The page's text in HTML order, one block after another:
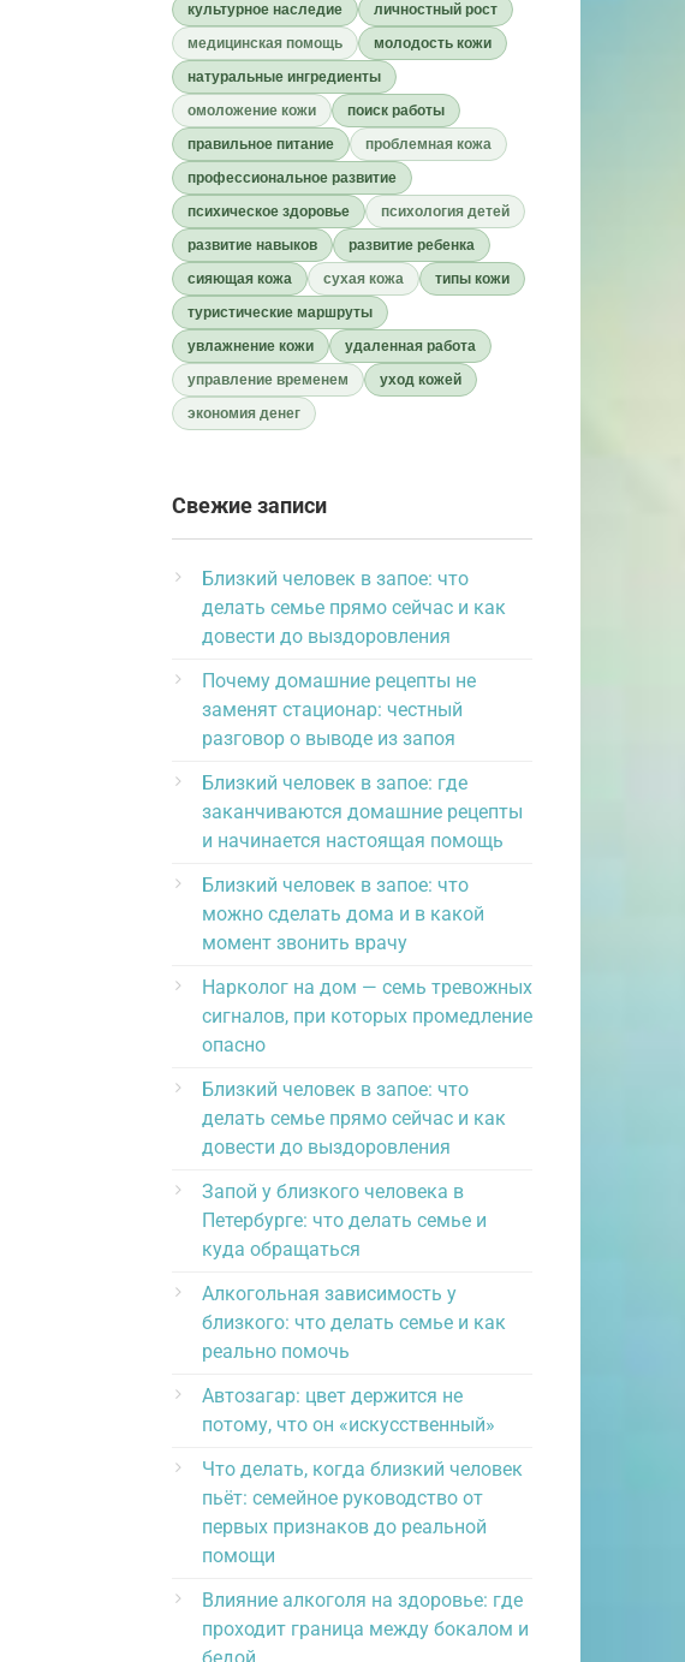
культурное наследие
личностный рост
медицинская помощь
молодость кожи
натуральные ингредиенты
омоложение кожи
поиск работы
правильное питание
проблемная кожа
профессиональное развитие
психическое здоровье
психология детей
развитие навыков
развитие ребенка
сияющая кожа
сухая кожа
типы кожи
туристические маршруты
увлажнение кожи
удаленная работа
управление временем
уход кожей
экономия денег
Свежие записи
Близкий человек в запое: что
делать семье прямо сейчас и как
довести до выздоровления
Почему домашние рецепты не
заменят стационар: честный
разговор о выводе из запоя
Близкий человек в запое: где
заканчиваются домашние рецепты
и начинается настоящая помощь
Близкий человек в запое: что
можно сделать дома и в какой
момент звонить врачу
Нарколог на дом — семь тревожных
сигналов, при которых промедление
опасно
Близкий человек в запое: что
делать семье прямо сейчас и как
довести до выздоровления
Запой у близкого человека в
Петербурге: что делать семье и
куда обращаться
Алкогольная зависимость у
близкого: что делать семье и как
реально помочь
Автозагар: цвет держится не
потому, что он «искусственный»
Что делать, когда близкий человек
пьёт: семейное руководство от
первых признаков до реальной
помощи
Влияние алкоголя на здоровье: где
проходит граница между бокалом и